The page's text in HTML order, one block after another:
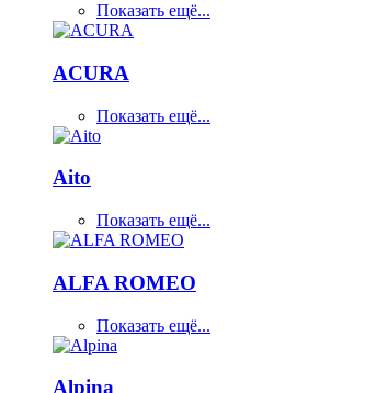
Показать ещё...
ACURA
Показать ещё...
Aito
Показать ещё...
ALFA ROMEO
Показать ещё...
Alpina